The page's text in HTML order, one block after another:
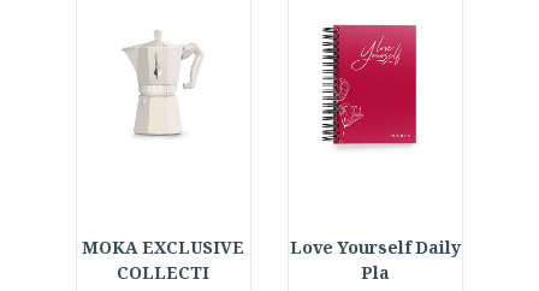
Love Yourself Daily
Pla
MOKA EXCLUSIVE
COLLECTI